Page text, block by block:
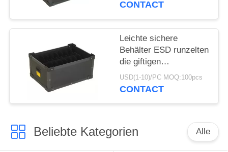
CONTACT
Leichte sichere
Behälter ESD runzelten
die giftigen
Kunststoffgehäuse-
Kästen nicht
USD(1-10)/PC MOQ:100pcs
CONTACT
Beliebte Kategorien Alle